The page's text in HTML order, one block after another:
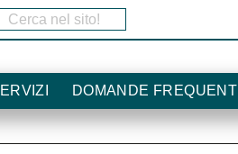
Cerca nel sito!
DOMANDE FREQUENTI